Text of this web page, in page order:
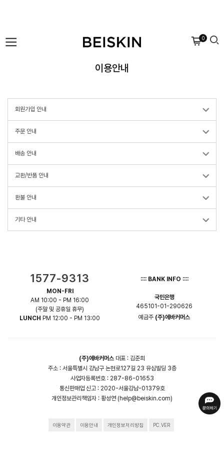
0
이용안내
회원가입 안내
주문 안내
배송 안내
교환/반품 안내
환불 안내
기타 안내
1577-9313
MON-FRI
AM 10:00 - PM 16:00
(주말 및 공휴일 휴무)
LUNCH PM 12:00 - PM 13:00
:::: BANK INFO ::::
국민은행
465101-01-290626
예금주 (주)에바커머스
(주)에바커머스 대표 : 김준희
주소 : 서울특별시 강남구 논현로127길 23 유심빌딩 3층
사업자등록번호 : 287-86-01653
통신판매업 신고 : 2020-서울강남-01379호
개인정보관리책임자 : 황성연 (help@beiskin.com)
이용약관 이용안내 개인정보처리방침 PC.VER